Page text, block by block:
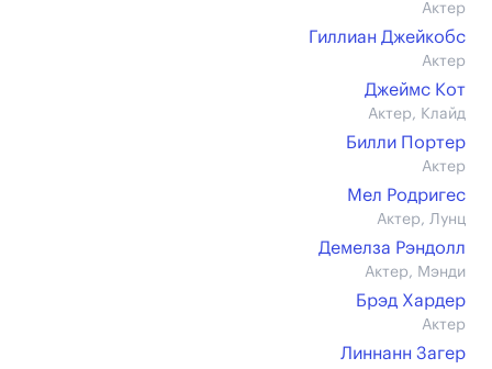
Актер
Гиллиан Джейкобс
Актер
Джеймс Кот
Актер, Клайд
Билли Портер
Актер
Мел Родригес
Актер, Лунц
Демелза Рэндолл
Актер, Мэнди
Брэд Хардер
Актер
Линнанн Загер